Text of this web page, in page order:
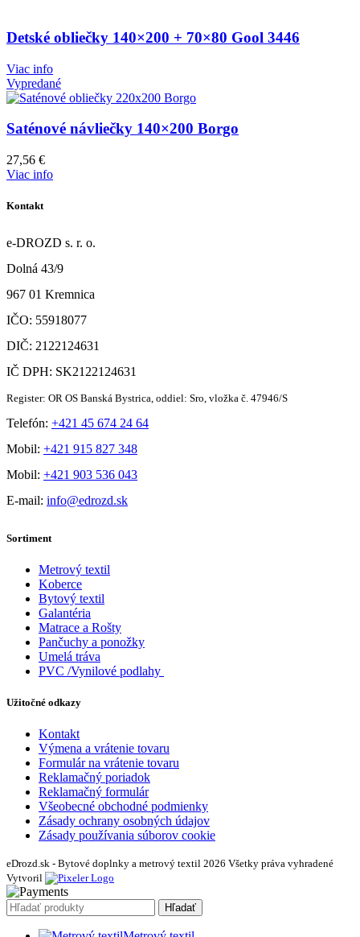
Detské obliečky 140×200 + 70×80 Gool 3446
Viac info
Vypredané
Saténové návliečky 140×200 Borgo
27,56 €
Viac info
Kontakt
e-DROZD s. r. o.
Dolná 43/9
967 01 Kremnica
IČO: 55918077
DIČ: 2122124631
IČ DPH: SK2122124631
Register: OR OS Banská Bystrica, oddiel: Sro, vložka č. 47946/S
Telefón: +421 45 674 24 64
Mobil: +421 915 827 348
Mobil: +421 903 536 043
E-mail: info@edrozd.sk
Sortiment
Metrový textil
Koberce
Bytový textil
Galantéria
Matrace a Rošty
Pančuchy a ponožky
Umelá tráva
PVC /Vynilové podlahy
Užitočné odkazy
Kontakt
Výmena a vrátenie tovaru
Formulár na vrátenie tovaru
Reklamačný poriadok
Reklamačný formulár
Všeobecné obchodné podmienky
Zásady ochrany osobných údajov
Zásady používania súborov cookie
eDrozd.sk - Bytové doplnky a metrový textil 2026 Všetky práva vyhradené
Vytvoril
Hľadať